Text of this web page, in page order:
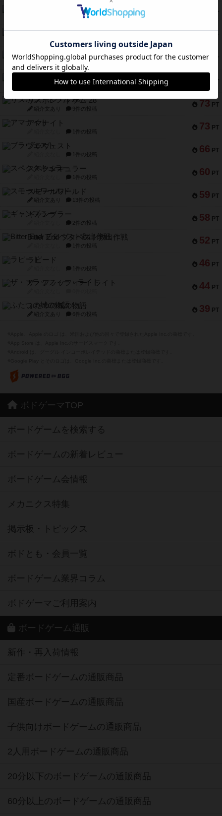
PT
モズビ－ズ・レイダ－ズ
1件の投稿
PT
テンプテーション
紹介文なし 2件の投稿
78 PT
インドネシア
紹介文あり 2件の投稿
PT
紹介文あり 8件の投稿
73 PT
リスボン・トラム 28
紹介文あり 9件の投稿
73 PT
アマナイト
1件の投稿
66 PT
ブラヴェスト
1件の投稿
60 PT
スペクタキュラー
1件の投稿
59 PT
スモールワールド
紹介文あり 13件の投稿
58 PT
ギャンブラー
2件の投稿
52 PT
Bitter End ブタペスト救出作戦
1件の投稿
46 PT
ラピード
1件の投稿
44 PT
ザ・フラッフィー・ライト
39 PT
ふたつの城の物語
紹介文あり 6件の投稿
ボドゲーマTOP
ボードゲームを検索する
ボードゲームの新着レビュー
ボードゲーム会情報
メカニクス特集
掲示板・トピックス
ボドとも・会員一覧
ボードゲーム業界コラム
ボドゲーマご利用案内
ボードゲーム通販
新作・再入荷情報
定番ボードゲームの通販商品
国産ボードゲームの通販商品
子供向けボードゲームの通販商品
2人用ボードゲームの通販商品
20分以下のボードゲームの通販商品
60分以上のボードゲームの通販商品